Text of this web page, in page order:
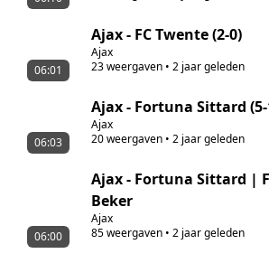
Ajax - FC Twente (2-0)
Ajax
23weergaven •2 jaar geleden
06:01
Ajax - Fortuna Sittard
Ajax
20weergaven •2 jaar geleden
06:03
Ajax - Fortuna Sittard |
Beker
Ajax
85weergaven •2 jaar geleden
06:00